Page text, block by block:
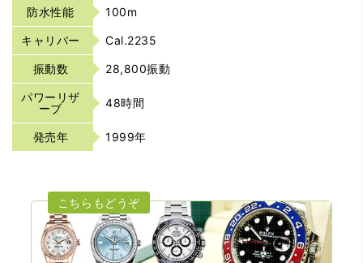
防水性能 100m
キャリバー Cal.2235
振動数 28,800振動
パワーリザ
ーブ
48時間
発売年 1999年